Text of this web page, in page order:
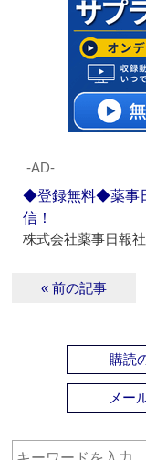
‐AD‐
◆登録無料◆薬事
信！
株式会社薬事日報社
« 前の記事
購読
メー